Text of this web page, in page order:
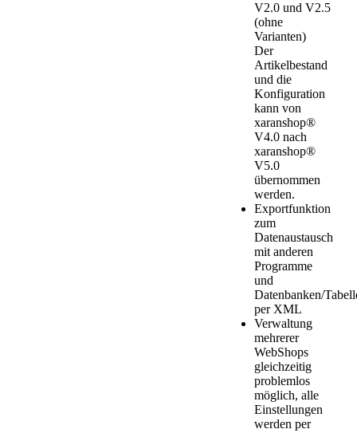
V2.0 und V2.5
(ohne
Varianten)
Der
Artikelbestand
und die
Konfiguration
kann von
xaranshop®
V4.0 nach
xaranshop®
V5.0
übernommen
werden.
Exportfunktion
zum
Datenaustausch
mit anderen
Programme
und
Datenbanken/
per XML
Verwaltung
mehrerer
WebShops
gleichzeitig
problemlos
möglich, alle
Einstellungen
werden per